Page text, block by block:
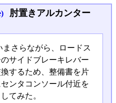
肘置きアルカンター
まさらながら、ロードス
のサイドブレーキレバー
換するため、整備書を片
ンタコンソール付近を
てみた。